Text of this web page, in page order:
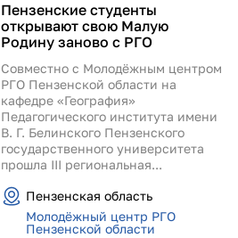
Пензенские студенты
открывают свою Малую
Родину заново с РГО
Совместно с Молодёжным центром
РГО Пензенской области на
кафедре «География»
Педагогического института имени
В. Г. Белинского Пензенского
государственного университета
прошла III региональная...
Пензенская область
Молодёжный центр РГО
Пензенской области